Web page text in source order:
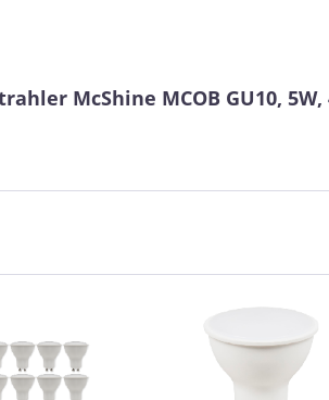
McShine MCOB GU10,